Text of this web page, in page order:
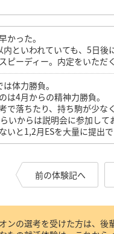
かった。
内といわれていても、5日後
ピーディー。内定をいただ
体力勝負。
は4月からの精神力勝負。
で落ちたり、持ち駒が少な
いからは説明会に参加して
いと1,2月ESを大量に提出で
前の体験記へ
ンの選考を受けた方は、後